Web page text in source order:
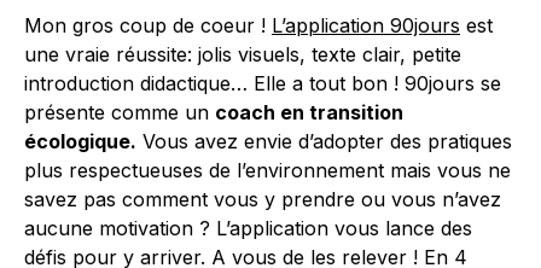
Mon gros coup de coeur ! L’application 90jours est
une vraie réussite: jolis visuels, texte clair, petite
introduction didactique… Elle a tout bon ! 90jours se
présente comme un coach en transition
écologique. Vous avez envie d’adopter des pratiques
plus respectueuses de l’environnement mais vous ne
savez pas comment vous y prendre ou vous n’avez
aucune motivation ? L’application vous lance des
défis pour y arriver. A vous de les relever ! En 4